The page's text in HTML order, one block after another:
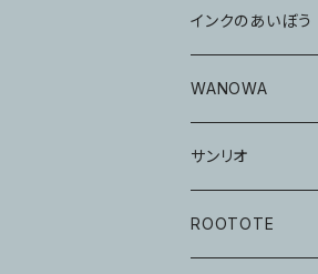
インクのあいぼう
WANOWA
サンリオ
ROOTOTE